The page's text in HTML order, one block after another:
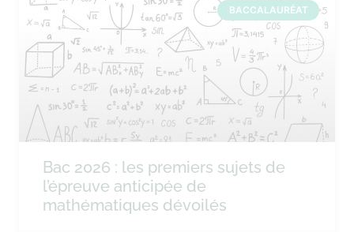
BACCALAURÉAT
Bac 2026 : les premiers sujets de
l’épreuve anticipée de
mathématiques dévoilés